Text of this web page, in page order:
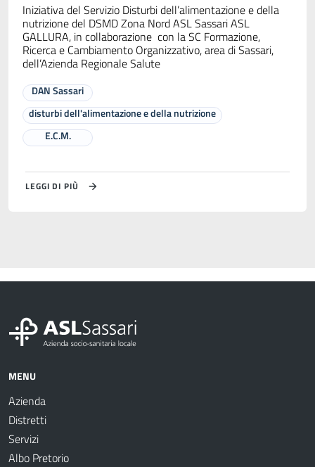
Iniziativa del Servizio Disturbi dell’alimentazione e della
nutrizione del DSMD Zona Nord ASL Sassari ASL
GALLURA, in collaborazione con la SC Formazione,
Ricerca e Cambiamento Organizzativo, area di Sassari,
dell’Azienda Regionale Salute
DAN Sassari
disturbi dell'alimentazione e della nutrizione
E.C.M.
LEGGI DI PIÙ
MENU
Azienda
Distretti
Servizi
Albo Pretorio